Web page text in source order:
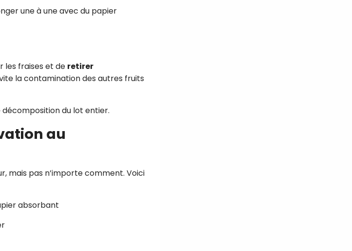
une à une avec du papier
les fraises et de retirer
la contamination des autres fruits
du lot entier.
au
mais pas n’importe comment. Voici
absorbant